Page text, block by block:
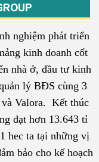
nghiệm phát triển
kinh doanh cốt
nhà ở, đầu tư kinh
lý BĐS cùng 3
và Valora. Kết thúc
đạt hơn 13.643 tỉ
hec ta tại những vị
bảo cho kế hoạch